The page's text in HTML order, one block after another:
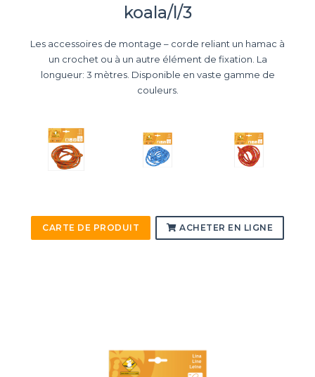
koala/l/3
Les accessoires de montage – corde reliant un hamac à
un crochet ou à un autre élément de fixation. La
longueur: 3 mètres. Disponible en vaste gamme de
couleurs.
CARTE DE PRODUIT ACHETER EN LIGNE